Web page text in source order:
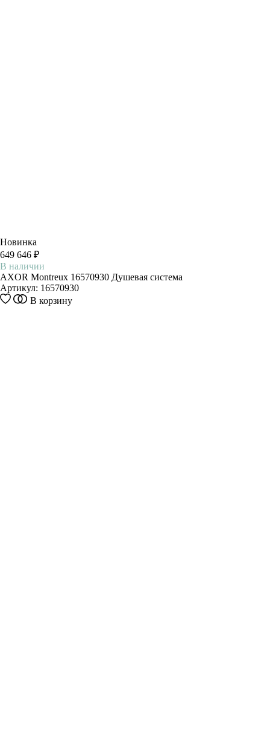
Новинка
649 646 ₽
В наличии
AXOR Montreux 16570930 Душевая система
Артикул: 16570930
В корзину